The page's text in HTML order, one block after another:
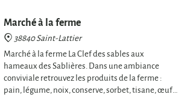
Marché à la ferme
38840 Saint-Lattier
Marché à la ferme La Clef des sables aux
hameaux des Sablières. Dans une ambiance
conviviale retrouvez les produits de la ferme :
pain, légume, noix, conserve, sorbet, tisane, œuf…